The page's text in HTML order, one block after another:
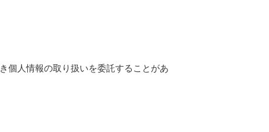
個人情報の取り扱いを委託することがあ